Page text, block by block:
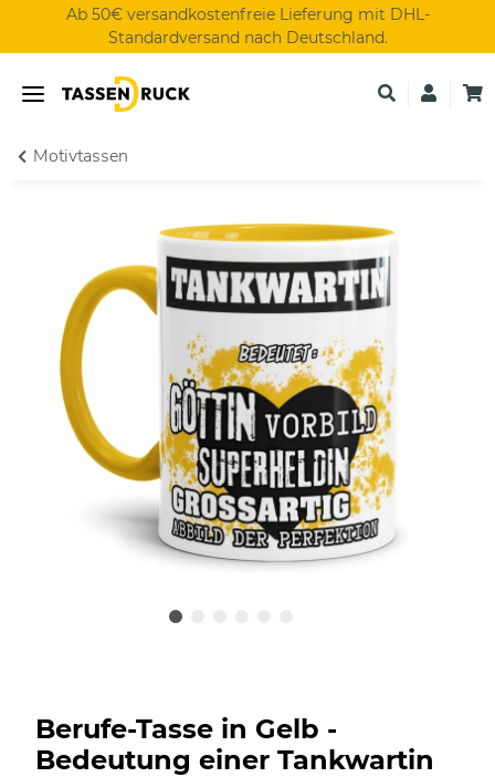
Ab 50€ versandkostenfreie Lieferung mit DHL-
Standardversand nach Deutschland.
Motivtassen
Berufe-Tasse in Gelb -
Bedeutung einer Tankwartin